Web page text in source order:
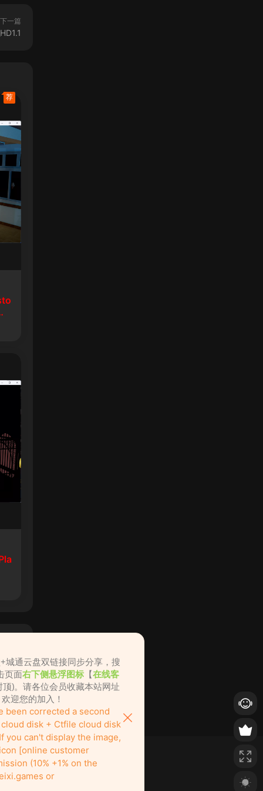
下一篇
荐
绝对欢迎！
welcome to join us here!
城通云盘双链接同步分享，搜
页面右下侧悬浮图标 【在线客
)。请各位会员收藏本站网址
迎您的加入！
been corrected a second
disk + Ctfile cloud disk
you can't display the image,
[online customer
(10% +1% on the
or